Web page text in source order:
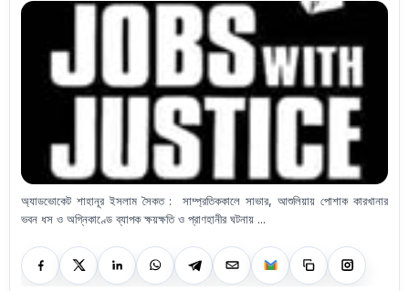
অ্যাডভোকেট শাহানূর ইসলাম সৈকত : সাম্প্রতিককালে সাভার, আশুলিয়ায় পোশাক কারখানার
ভবন ধস ও অগ্নিকাণ্ডে ব্যাপক ক্ষয়ক্ষতি ও প্রাণহানীর ঘটনায় ...